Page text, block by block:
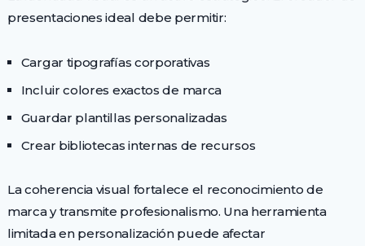
presentaciones ideal debe permitir:
Cargar tipografías corporativas
Incluir colores exactos de marca
Guardar plantillas personalizadas
Crear bibliotecas internas de recursos
La coherencia visual fortalece el reconocimiento de
marca y transmite profesionalismo. Una herramienta
limitada en personalización puede afectar